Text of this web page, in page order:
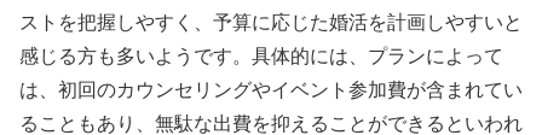
ストを把握しやすく、予算に応じた婚活を計画しやすいと
感じる方も多いようです。具体的には、プランによって
は、初回のカウンセリングやイベント参加費が含まれてい
ることもあり、無駄な出費を抑えることができるといわれ